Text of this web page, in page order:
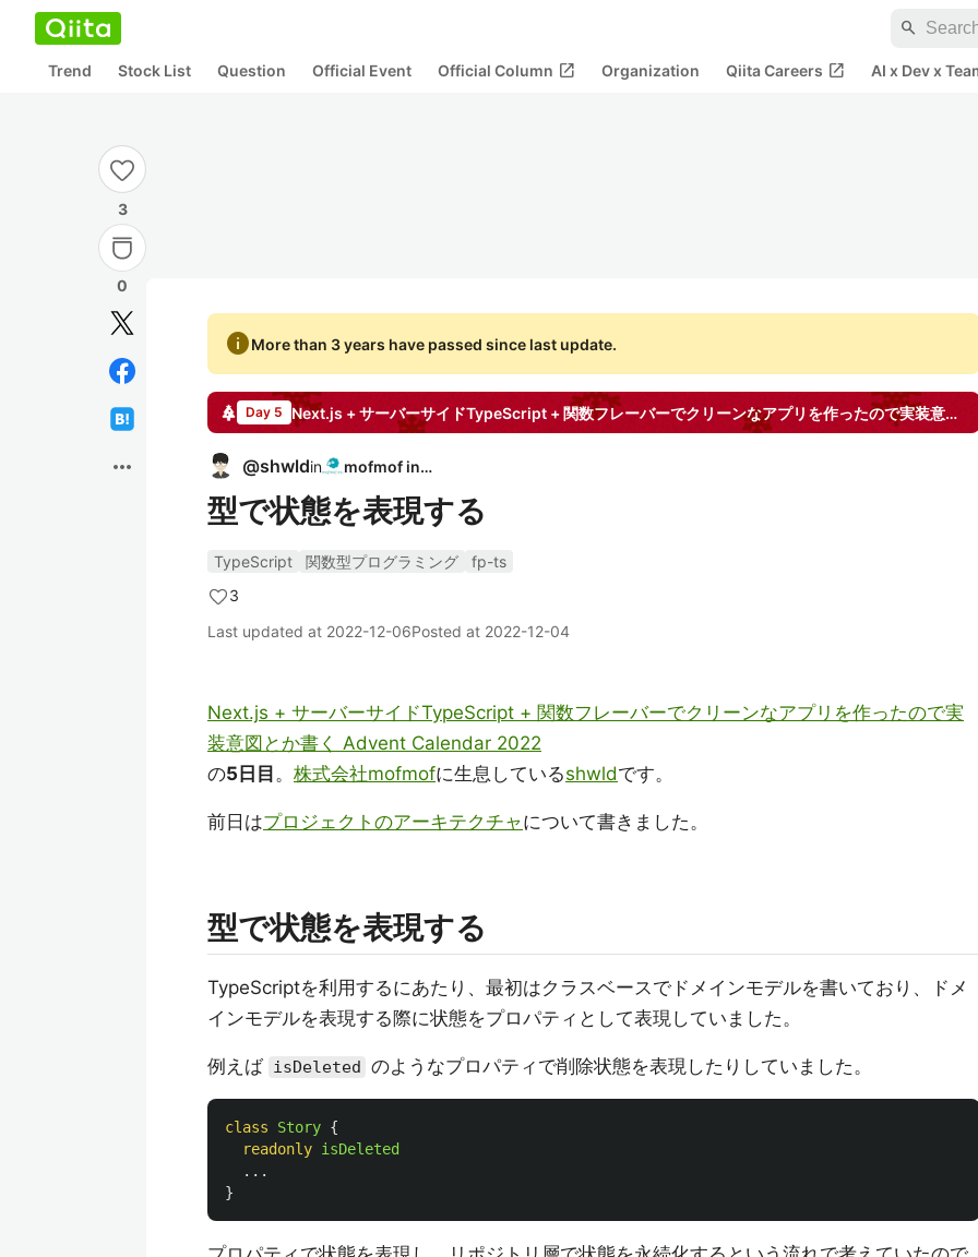
search
Trend Stock List Question Official Event Official Column open_in_new Organization Qiita Careers open_in_new AI x Dev x
3
0
more_horiz
infoMore than 3 years have passed since last update.
Day 5 Next.js + サーバーサイドTypeScript + 関数フレーバーでクリーンなアプリを作ったので実装意図とか書く
@shwldin mofmof inc.
型で状態を表現する
TypeScript 関数型プログラミング
fp-ts
3
Last updated at 2022-12-06Posted at 2022-12-04
Next.js + サーバーサイドTypeScript + 関数フレーバーでクリーンなアプリを作ったので実
装意図とか書く Advent Calendar 2022
の5日目 。 株式会社mofmofに生息しているshwldです。
前日はプロジェクトのアーキテクチャについて書きました。
型で状態を表現する
TypeScriptを利用するにあたり、最初はクラスベースでドメインモデルを書いており、ドメ
インモデルを表現する際に状態をプロパティとして表現していました。
例えば isDeleted のようなプロパティで削除状態を表現したりしていました。
class Story {
readonly isDeleted
...
}